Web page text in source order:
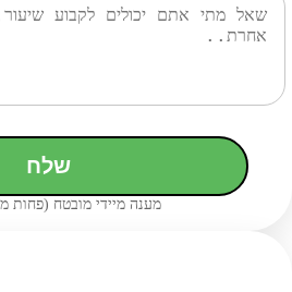
שלח
מענה מיידי מובטח (פחות מ-24